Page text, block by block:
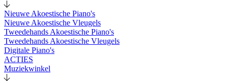
Nieuwe Akoestische Piano's
Nieuwe Akoestische Vleugels
Tweedehands Akoestische Piano's
Tweedehands Akoestische Vleugels
Digitale Piano's
ACTIES
Muziekwinkel